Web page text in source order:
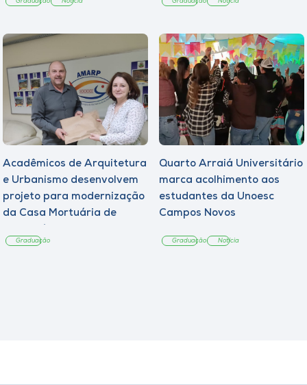
Acadêmicos de Arquitetura
e Urbanismo desenvolvem
projeto para modernização
da Casa Mortuária de
Graduação
Quarto Arraiá Universitário
marca acolhimento aos
estudantes da Unoesc
Campos Novos
Graduação Notícia